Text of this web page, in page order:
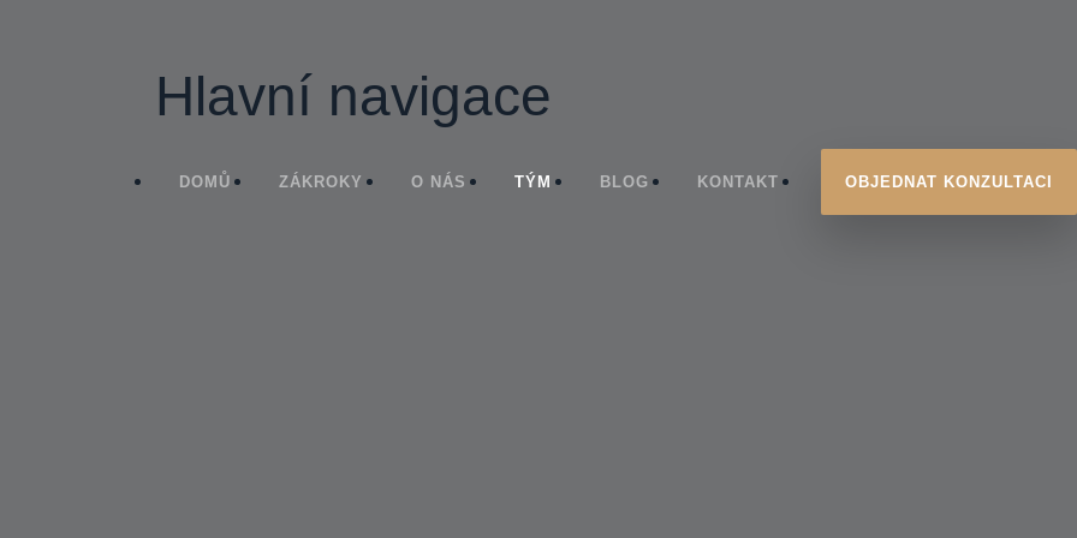
Hlavní navigace
DOMŮ ZÁKROKY O NÁS TÝM BLOG KONTAKT OBJEDNAT KONZULTACI